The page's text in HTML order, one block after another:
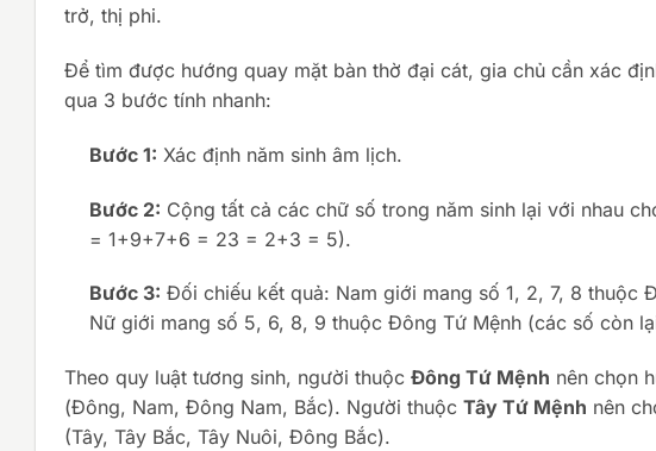
trở, thị phi.
Để tìm được hướng quay mặt bàn thờ đại cát, gia chủ cần xác
qua 3 bước tính nhanh:
Bước 1: Xác định năm sinh âm lịch.
Bước 2: Cộng tất cả các chữ số trong năm sinh lại với nhau
= 1+9+7+6 = 23 = 2+3 = 5).
Bước 3: Đối chiếu kết quả: Nam giới mang số 1, 2, 7, 8 thuộc
Nữ giới mang số 5, 6, 8, 9 thuộc Đông Tứ Mệnh (các số còn
Theo quy luật tương sinh, người thuộc Đông Tứ Mệnh nên chọn
(Đông, Nam, Đông Nam, Bắc). Người thuộc Tây Tứ Mệnh nên
(Tây, Tây Bắc, Tây Nuôi, Đông Bắc).